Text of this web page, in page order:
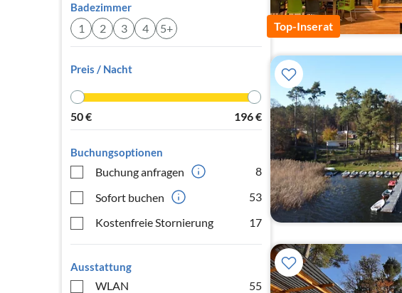
Badezimmer
1 2 3 4 5+
Preis / Nacht
50€ 196€
Buchungsoptionen
Buchung anfragen
8
Sofort buchen
53
Kostenfreie Stornierung
17
Ausstattung
WLAN
55
Top-Inserat